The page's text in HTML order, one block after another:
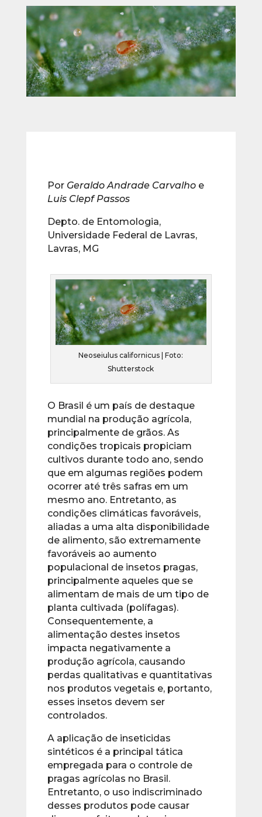
Por Geraldo Andrade Carvalhoe
Luis Clepf Passos
Depto. de Entomologia,
Universidade Federal de Lavras,
Lavras, MG
Neoseiulus californicus | Foto:
Shutterstock
O Brasil é um país de destaque
mundial na produção agrícola,
principalmente de grãos. As
condições tropicais propiciam
cultivos durante todo ano, sendo
que em algumas regiões podem
ocorrer até três safras em um
mesmo ano. Entretanto, as
condições climáticas favoráveis,
aliadas a uma alta disponibilidade
de alimento, são extremamente
favoráveis ao aumento
populacional de insetos pragas,
principalmente aqueles que se
alimentam de mais de um tipo de
planta cultivada (polífagas).
Consequentemente, a
alimentação destes insetos
impacta negativamente a
produção agrícola, causando
perdas qualitativas e quantitativas
nos produtos vegetais e, portanto,
esses insetos devem ser
controlados.
A aplicação de inseticidas
sintéticos é a principal tática
empregada para o controle de
pragas agrícolas no Brasil.
Entretanto, o uso indiscriminado
desses produtos pode causar